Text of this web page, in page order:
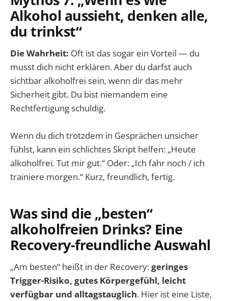
Alkohol aussieht, denken alle,
du trinkst“
Die Wahrheit: Oft ist das sogar ein Vorteil — du
musst dich nicht erklären. Aber du darfst auch
sichtbar alkoholfrei sein, wenn dir das mehr
Sicherheit gibt. Du bist niemandem eine
Rechtfertigung schuldig.
Wenn du dich trotzdem in Gesprächen unsicher
fühlst, kann ein schlichtes Skript helfen: „Heute
alkoholfrei. Tut mir gut.“ Oder: „Ich fahr noch / ich
trainiere morgen.“ Kurz, freundlich, fertig.
Was sind die „besten“
alkoholfreien Drinks? Eine
Recovery-freundliche Auswahl
„Am besten“ heißt in der Recovery:geringes
Trigger-Risiko, gutes Körpergefühl, leicht
verfügbar und alltagstauglich. Hier ist eine Liste,